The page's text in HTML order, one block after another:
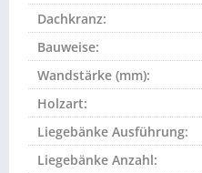
Dachkranz:
Bauweise:
Wandstärke (mm):
Holzart:
Liegebänke Ausführung:
Liegebänke Anzahl: